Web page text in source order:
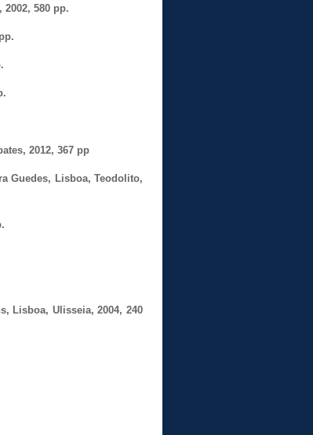
580 pp.
2012, 367 pp
Guedes, Lisboa, Teodolito,
Lisboa, Ulisseia, 2004, 240